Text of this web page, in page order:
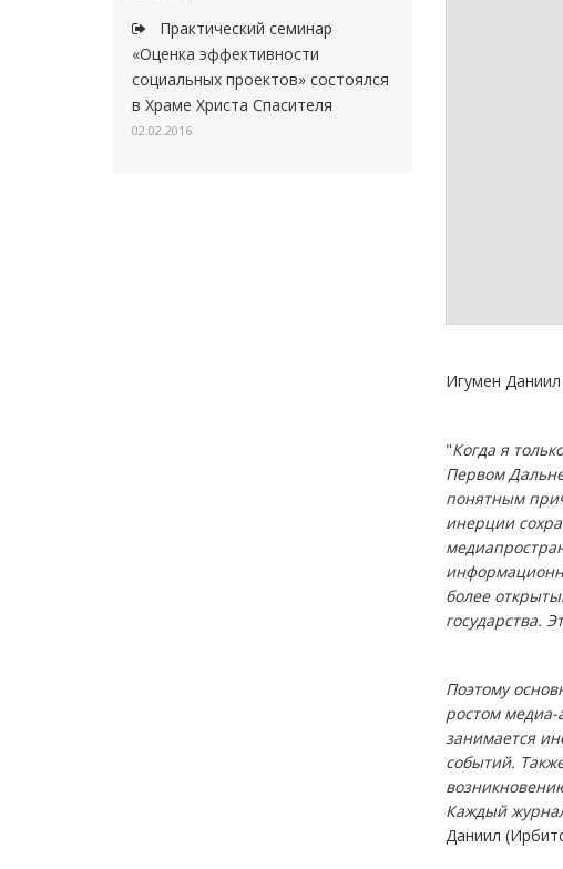
Практический семинар
«Оценка эффективности
социальных проектов» состоялся
в Храме Христа Спасителя
02.02.2016
Игумен
"Когда я
Первом
понятным
инерции
более
государства.
Поэтому
ростом медиа-
занимается
событий.
Каждый
Даниил